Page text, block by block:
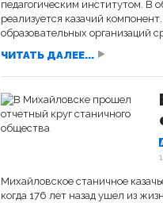
педагогическим институтом. В
реализуется казачий
образовательных организаций
ЧИТАТЬ ДАЛЕЕ...
Михайловское станичное
когда 176 лет назад ушел из